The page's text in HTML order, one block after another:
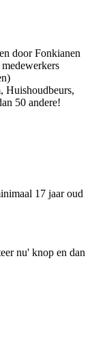
door Fonkianen
Huishoudbeurs,
50 andere!
17 jaar oud
nu' knop en dan